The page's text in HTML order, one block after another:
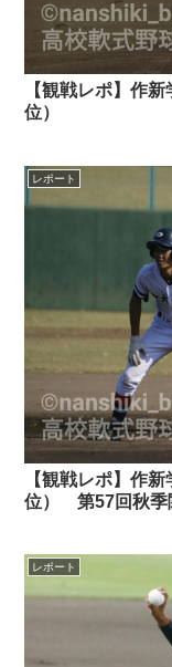
【観戦レポ】作
位）
レポート
【観戦レポ】作
位） 第57回秋季
レポート